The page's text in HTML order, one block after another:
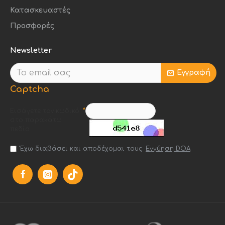
Κατασκευαστές
Προσφορές
Newsletter
Εγγραφή
Captcha
Έχω διαβάσει και αποδέχομαι τους Εγγύηση DOA